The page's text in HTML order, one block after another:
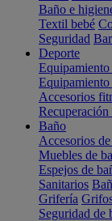
Baño e
Textil bebé
Seguridad
Deporte
Accesorios
Recuperación
Baño
Accesorios
Muebles de
Espejos de
Sanitarios
Grifería
Seguridad de